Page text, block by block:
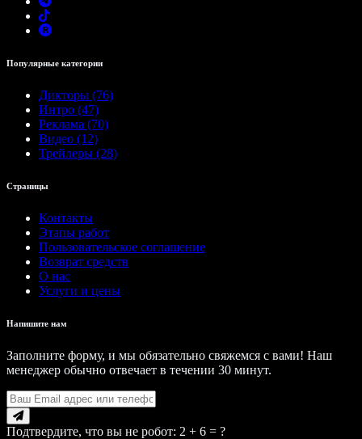
Популярные категории
Дикторы (76)
Интро (47)
Реклама (70)
Видео (12)
Трейлеры (28)
Страницы
Контакты
Этапы работ
Пользовательское соглашение
Возврат средств
О нас
Услуги и цены
Напишите нам
Заполните форму, и мы обязательно свяжемся с вами! Наш
менеджер обычно отвечает в течении 30 минут.
Подтвердите, что вы не робот: 2 + 6 = ?